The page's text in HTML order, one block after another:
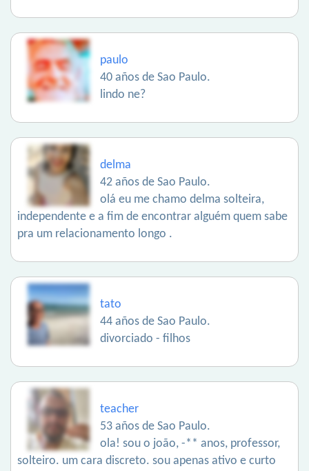
paulo
40 años de Sao Paulo.
lindo ne?
delma
42 años de Sao Paulo.
olá eu me chamo delma solteira,
independente e a fim de encontrar alguém quem sabe
pra um relacionamento longo .
tato
44 años de Sao Paulo.
divorciado - filhos
teacher
53 años de Sao Paulo.
ola! sou o joão, -** anos, professor,
solteiro. um cara discreto. sou apenas ativo e curto